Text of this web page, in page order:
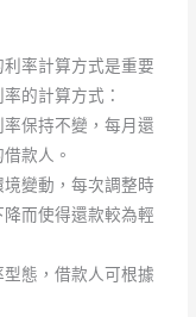
率計算方式是重要
的計算方式：
保持不變，每月還
款人。
變動，每次調整時
而使得還款較為輕
態，借款人可根據